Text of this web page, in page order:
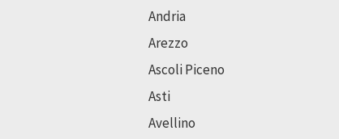
Andria
Arezzo
Ascoli Piceno
Asti
Avellino